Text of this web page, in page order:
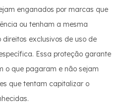
enganados por marcas que
ou tenham a mesma
exclusivos de uso de
Essa proteção garante
o que pagaram e não sejam
que tentam capitalizar o